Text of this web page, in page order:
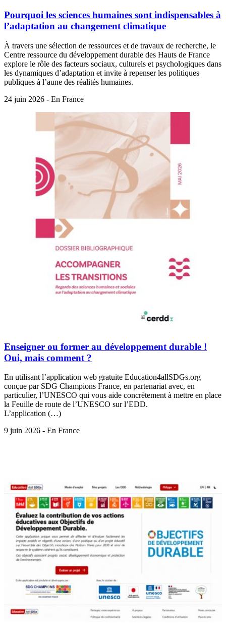
Pourquoi les sciences humaines sont indispensables à
l’adaptation au changement climatique
À travers une sélection de ressources et de travaux de recherche, le
Centre ressource du développement durable des Hauts de France
explore le rôle des facteurs sociaux, culturels et psychologiques dans
les dynamiques d’adaptation et invite à repenser les politiques
publiques à l’aune des réalités humaines.
24 juin 2026 - En France
Enseigner ou former au développement durable !
Oui, mais comment ?
En utilisant l’application web gratuite Education4allSDGs.org
conçue par SDG Champions France, en partenariat avec, en
particulier, l’UNESCO qui vous aide concrètement à mettre en place
la Feuille de route de l’UNESCO sur l’EDD.
L’application (…)
9 juin 2026 - En France